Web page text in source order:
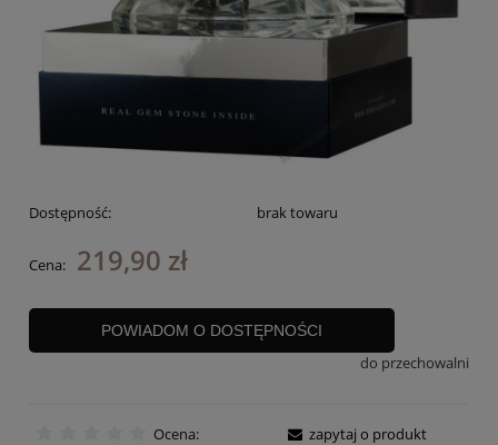
Dostępność: brak towaru
Cena: 219,90 zł
POWIADOM O DOSTĘPNOŚCI
do przechowalni
Ocena:
zapytaj o produkt